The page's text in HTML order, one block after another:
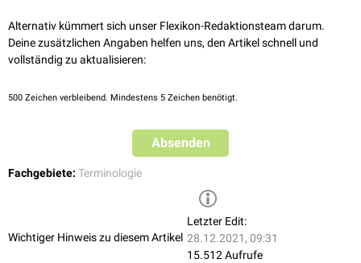
Alternativ kümmert sich unser Flexikon-Redaktionsteam darum.
Deine zusätzlichen Angaben helfen uns, den Artikel schnell und
vollständig zu aktualisieren:
500 Zeichen verbleibend. Mindestens 5 Zeichen benötigt.
Absenden
Fachgebiete: Terminologie
Wichtiger Hinweis zu diesem Artikel
Letzter Edit:
28.12.2021, 09:31
15.512 Aufrufe